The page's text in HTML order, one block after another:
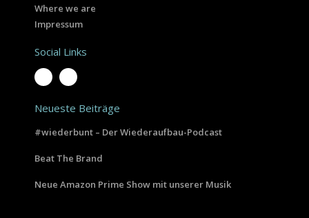
Where we are
Impressum
Social Links
Neueste Beiträge
#wiederbunt – Der Wiederaufbau-Podcast
Beat The Brand
Neue Amazon Prime Show mit unserer Musik